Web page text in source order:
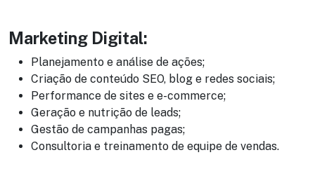
Marketing Digital:
Planejamento e análise de ações;
Criação de conteúdo SEO, blog e redes sociais;
Performance de sites e e-commerce;
Geração e nutrição de leads;
Gestão de campanhas pagas;
Consultoria e treinamento de equipe de vendas.